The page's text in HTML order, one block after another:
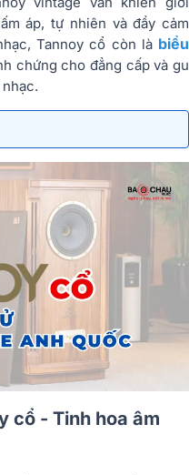
áp, tự nhiên và đầy cảm
Tannoy cổ còn là biểu
chứng cho đẳng cấp và gu
cổ - Tinh hoa âm